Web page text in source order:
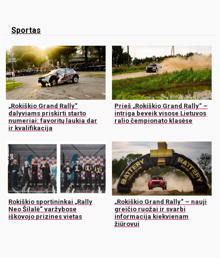
Sportas
„Rokiškio Grand Rally“
dalyviams priskirti starto
numeriai: favoritų laukia dar
ir kvalifikacija
Prieš „Rokiškio Grand Rally“ –
intriga beveik visose Lietuvos
ralio čempionato klasėse
Rokiškio sportininkai „Rally
Neo Šilalė“ varžybose
iškovojo prizines vietas
„Rokiškio Grand Rally“ – nauji
greičio ruožai ir svarbi
informacija kiekvienam
žiūrovui